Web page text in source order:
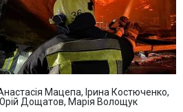
Мацепа, Ірина Костюченко,
Дощатов, Марія Волощук